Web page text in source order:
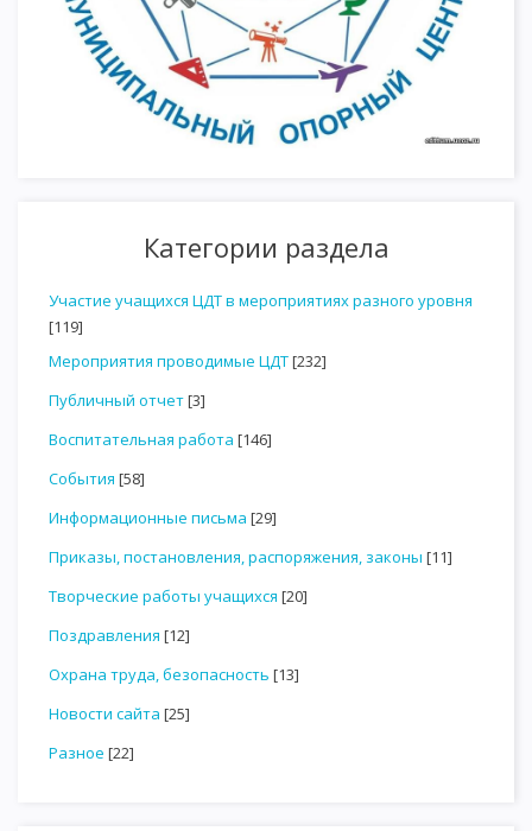
Категории раздела
Участие учащихся ЦДТ в мероприятиях разного уровня
[119]
Мероприятия проводимые ЦДТ[232]
Публичный отчет[3]
Воспитательная работа [146]
События [58]
Информационные письма [29]
Приказы, постановления, распоряжения, законы [11]
Творческие работы учащихся [20]
Поздравления [12]
Охрана труда, безопасность [13]
Новости сайта [25]
Разное [22]